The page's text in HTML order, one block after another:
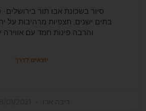
סיור בשכונת אבו תור בירושלים-
בתים ישנים, תצפיות מרהיבות על
והרבה פינות חמד עם אווירה
יוצאים לדרך